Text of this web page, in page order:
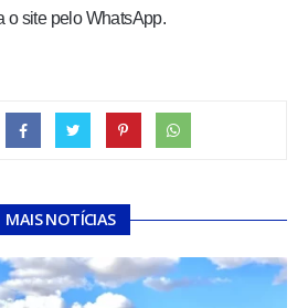
o site pelo WhatsApp.
MAIS NOTÍCIAS